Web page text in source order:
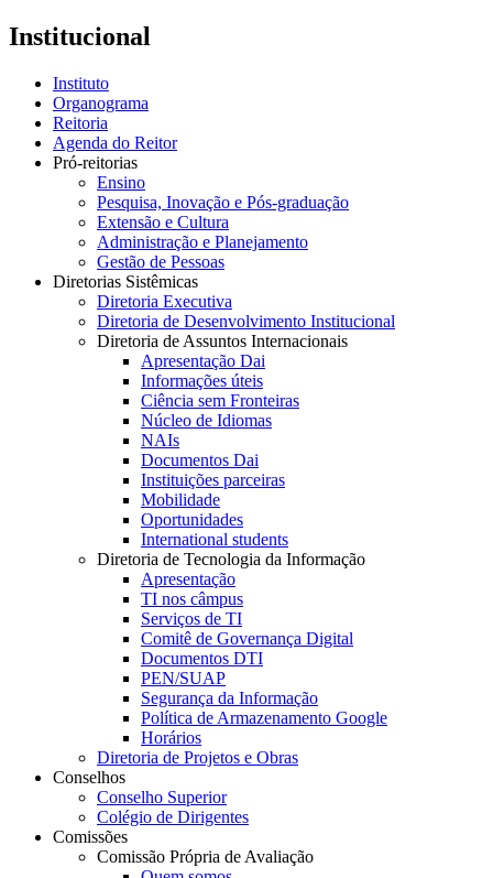
Institucional
Instituto
Organograma
Reitoria
Agenda do Reitor
Pró-reitorias
Ensino
Pesquisa, Inovação e Pós-graduação
Extensão e Cultura
Administração e Planejamento
Gestão de Pessoas
Diretorias Sistêmicas
Diretoria Executiva
Diretoria de Desenvolvimento Institucional
Diretoria de Assuntos Internacionais
Apresentação Dai
Informações úteis
Ciência sem Fronteiras
Núcleo de Idiomas
NAIs
Documentos Dai
Instituições parceiras
Mobilidade
Oportunidades
International students
Diretoria de Tecnologia da Informação
Apresentação
TI nos câmpus
Serviços de TI
Comitê de Governança Digital
Documentos DTI
PEN/SUAP
Segurança da Informação
Política de Armazenamento Google
Horários
Diretoria de Projetos e Obras
Conselhos
Conselho Superior
Colégio de Dirigentes
Comissões
Comissão Própria de Avaliação